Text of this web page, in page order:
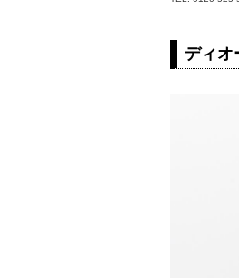
ディオ